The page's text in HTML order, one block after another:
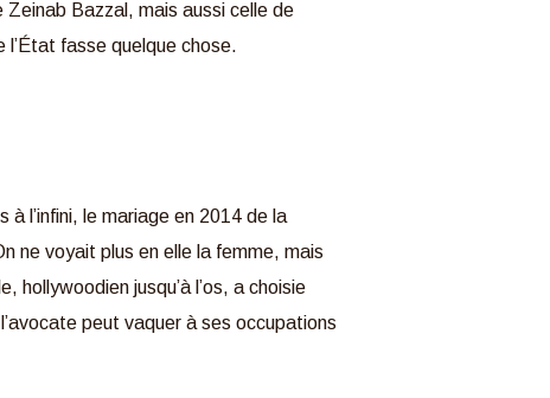
Zeinab Bazzal, mais aussi celle de
fasse quelque chose.
l’infini, le mariage en 2014 de la
ne voyait plus en elle la femme, mais
hollywoodien jusqu’à l’os, a choisie
peut vaquer à ses occupations